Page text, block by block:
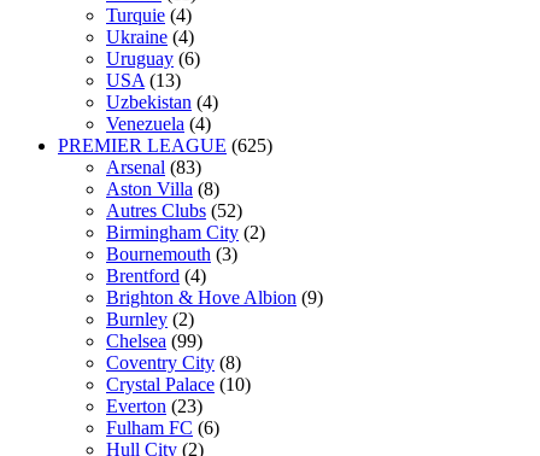
Turquie (4)
Ukraine (4)
Uruguay (6)
USA (13)
Uzbekistan (4)
Venezuela (4)
PREMIER LEAGUE (625)
Arsenal (83)
Aston Villa (8)
Autres Clubs (52)
Birmingham City (2)
Bournemouth (3)
Brentford (4)
Brighton & Hove Albion (9)
Burnley (2)
Chelsea (99)
Coventry City (8)
Crystal Palace (10)
Everton (23)
Fulham FC (6)
Hull City (2)